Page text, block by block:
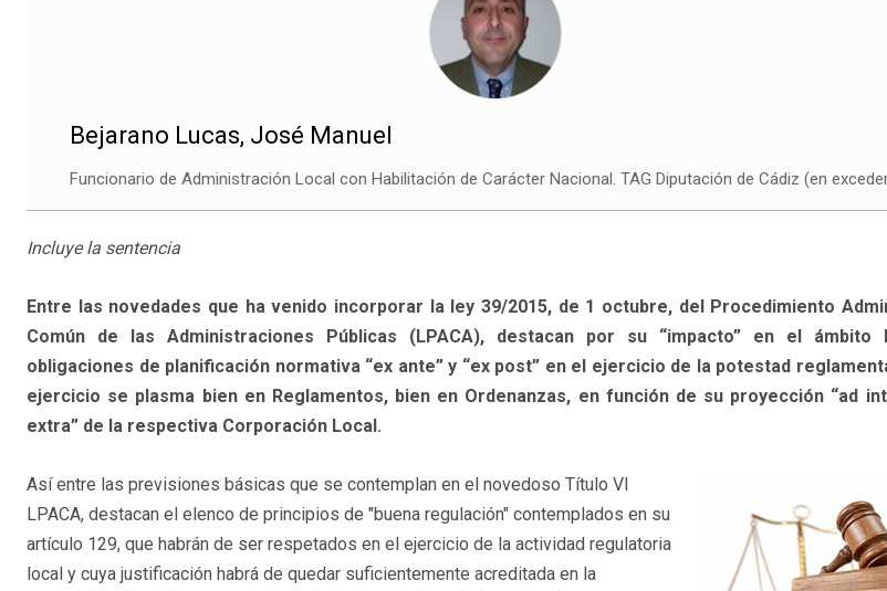
Bejarano Lucas, José Manuel
Funcionario de Administración Local con Habilitación de Carácter Nacional. TAG Diputación de Cádiz (en
Incluye la sentencia
Entre las novedades que ha venido incorporar la ley 39/2015, de 1 octubre, del Procedimiento
Común de las Administraciones Públicas (LPACA), destacan por su “impacto” en el ámbito
obligaciones de planificación normativa “ex ante” y “ex post” en el ejercicio de la potestad
ejercicio se plasma bien en Reglamentos, bien en Ordenanzas, en función de su proyección “ad
extra” de la respectiva Corporación Local.
Así entre las previsiones básicas que se contemplan en el novedoso Título VI
LPACA, destacan el elenco de principios de "buena regulación" contemplados en su
artículo 129, que habrán de ser respetados en el ejercicio de la actividad regulatoria
local y cuya justificación habrá de quedar suficientemente acreditada en la